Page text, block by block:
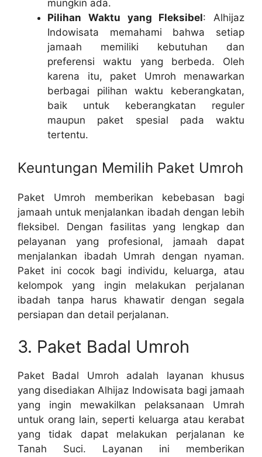
mungkin ada.
Pilihan Waktu yang Fleksibel: Alhijaz
Indowisata memahami bahwa setiap
jamaah memiliki kebutuhan dan
preferensi waktu yang berbeda. Oleh
karena itu, paket Umroh menawarkan
berbagai pilihan waktu keberangkatan,
baik untuk keberangkatan reguler
maupun paket spesial pada waktu
tertentu.
Keuntungan Memilih Paket Umroh
Paket Umroh memberikan kebebasan bagi
jamaah untuk menjalankan ibadah dengan lebih
fleksibel. Dengan fasilitas yang lengkap dan
pelayanan yang profesional, jamaah dapat
menjalankan ibadah Umrah dengan nyaman.
Paket ini cocok bagi individu, keluarga, atau
kelompok yang ingin melakukan perjalanan
ibadah tanpa harus khawatir dengan segala
persiapan dan detail perjalanan.
3. Paket Badal Umroh
Paket Badal Umroh adalah layanan khusus
yang disediakan Alhijaz Indowisata bagi jamaah
yang ingin mewakilkan pelaksanaan Umrah
untuk orang lain, seperti keluarga atau kerabat
yang tidak dapat melakukan perjalanan ke
Tanah Suci. Layanan ini memberikan